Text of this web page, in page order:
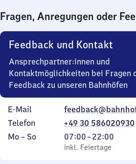
0
Uhr
Fragen, Anregungen oder
Feedback und Kontakt
Ansprechpartner:innen und
Kontaktmöglichkeiten bei Fragen
Feedback zu unseren Bahnhöfen
E-Mail
Telefon
+49 30 586020930
Montag
Mo – So,
inkl. Feiertage
07:00–22:00
Von
7
inkl. Feiertage